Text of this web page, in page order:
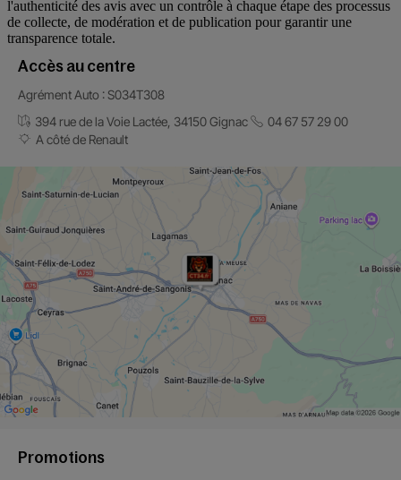
Accès au centre
Agrément Auto : S034T308
394 rue de la Voie Lactée, 34150 Gignac
04 67 57 29 00
A côté de Renault
Promotions